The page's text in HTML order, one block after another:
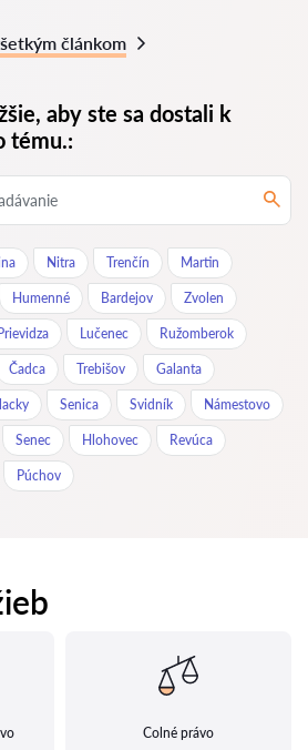
článkom
aby ste sa dostali k
tému.:
Nitra Trenčín Martin
Humenné Bardejov Zvolen
Prievidza Lučenec Ružomberok
Čadca Trebišov Galanta
Senica Svidník Námestovo
Senec Hlohovec Revúca
Púchov
Colné právo